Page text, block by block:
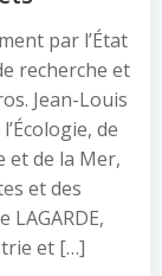
par l’État
recherche et
Jean-Louis
de
et de la Mer,
et des
et […]